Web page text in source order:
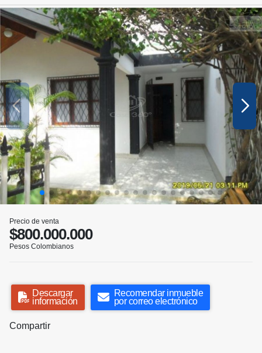
Precio de venta
$800.000.000
Pesos Colombianos
Descargar
información
Recomendar inmueble
por correo electrónico
Compartir